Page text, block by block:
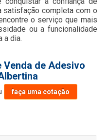
completa com o
o serviço que mais
ou a funcionalidade
a dia.
Venda de Adesivo
faça uma cotação